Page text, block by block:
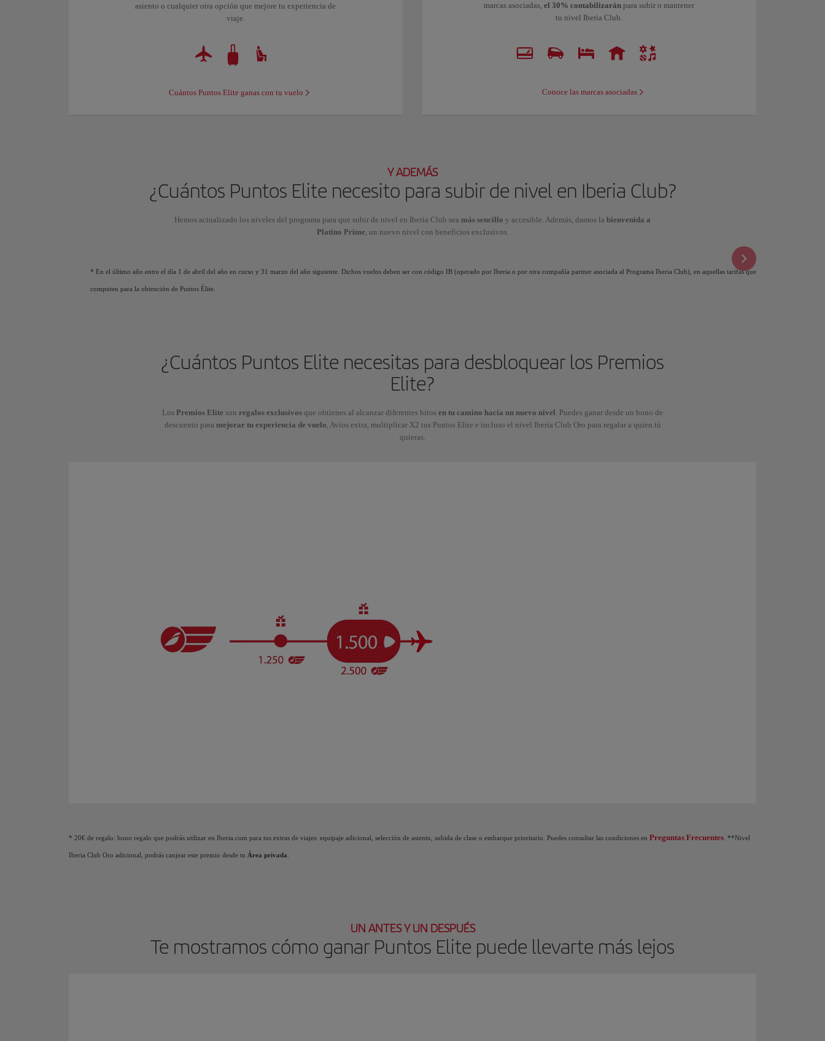
asiento o cualquier otra opción que mejore tu experiencia de
viaje.
Cuántos Puntos Elite ganas con tu vuelo
marcas asociadas,el 30% contabilizarán para subir o mantener
tu nivel Iberia Club.
Conoce las marcas asociadas
Y ADEMÁS
¿Cuántos Puntos Elite necesito para subir de nivel en Iberia Club?
Hemos actualizado los niveles del programa para que subir de nivel en Iberia Club sea más sencillo y accesible. Además, damos la bienvenida a
Platino Prime, un nuevo nivel con beneficios exclusivos.
* En el último año entre el día 1 de abril del año en curso y 31 marzo del año siguiente. Dichos vuelos deben ser con código IB (operado por Iberia o por otra compañía partner asociada al Programa Iberia Club), en aquellas tarifas que
computen para la obtención de Puntos Élite.
¿Cuántos Puntos Elite necesitas para desbloquear los Premios
Elite?
Los Premios Elite son regalos exclusivos que obtienes al alcanzar diferentes hitos en tu camino hacía un nuevo nivel. Puedes ganar desde un bono de
descuento para mejorar tu experiencia de vuelo, Avios extra, multiplicar X2 tus Puntos Elite e incluso el nivel Iberia Club Oro para regalar a quien tú
quieras.
* 20€ de regalo: bono regalo que podrás utilizar en Iberia.com para tus extras de viajes: equipaje adicional, selección de asiento, subida de clase o embarque prioritario. Puedes consultar las condiciones en Preguntas Frecuentes . **Nivel
Iberia Club Oro adicional, podrás canjear este premio desde tu Área privada
UN ANTES Y UN DESPUÉS
Te mostramos cómo ganar Puntos Elite puede llevarte más lejos